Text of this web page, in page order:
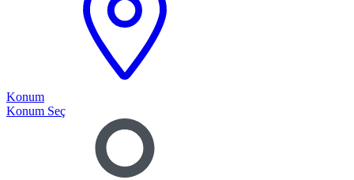
Konum
Konum Seç